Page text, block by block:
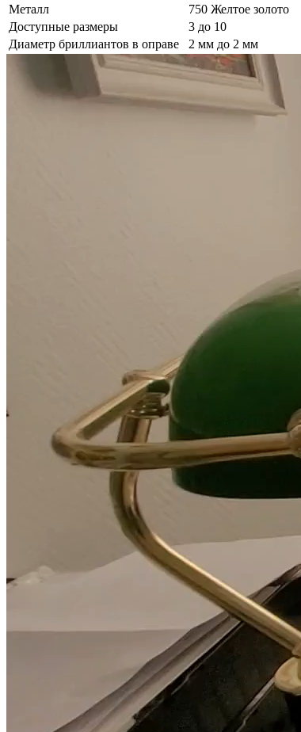
Металл
750 Желтое золото
Доступные размеры
3 до 10
Диаметр бриллиантов в оправе
2 мм до 2 мм